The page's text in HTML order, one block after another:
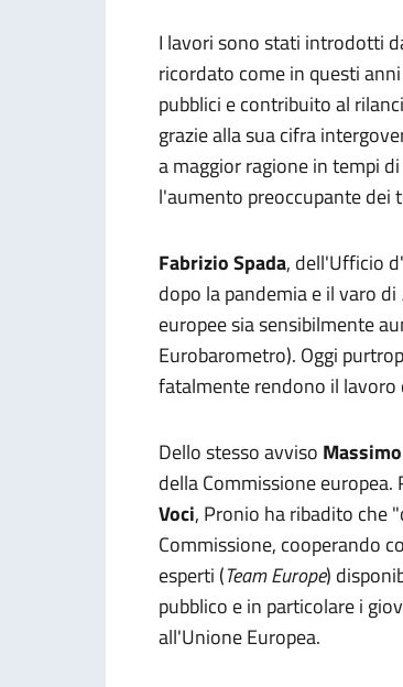
I lavori sono stati introdotti
ricordato come in questi
pubblici e contribuito al
grazie alla sua cifra
a maggior ragione in tempi
l'aumento preoccupante dei
Fabrizio Spada, dell'Ufficio
dopo la pandemia e il varo di
europee sia sensibilmente
Eurobarometro). Oggi
fatalmente rendono il
Dello stesso avviso
della Commissione europea.
Voci, Pronio ha ribadito che
Commissione, cooperando
esperti (Team Europe)
pubblico e in particolare i
all'Unione Europea.